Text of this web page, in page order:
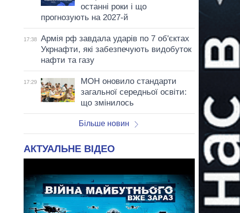
останні роки і що
прогнозують на 2027-й
17:38
Армія рф завдала ударів по 7 об'єктах
Укрнафти, які забезпечують видобуток
нафти та газу
17:29
МОН оновило стандарти
загальної середньої освіти:
що змінилось
Більше новин
АКТУАЛЬНЕ ВІДЕО